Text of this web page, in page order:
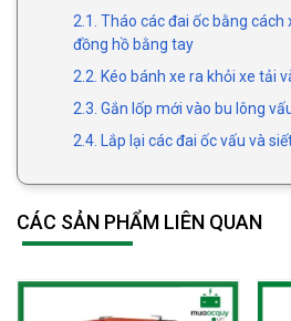
2.1. Tháo các đai ốc bằng
đồng hồ bằng tay
2.2. Kéo bánh xe ra khỏi xe tải
2.3. Gắn lốp mới vào bu lông
2.4. Lắp lại các đai ốc vấu và
CÁC SẢN PHẨM LIÊN QUAN